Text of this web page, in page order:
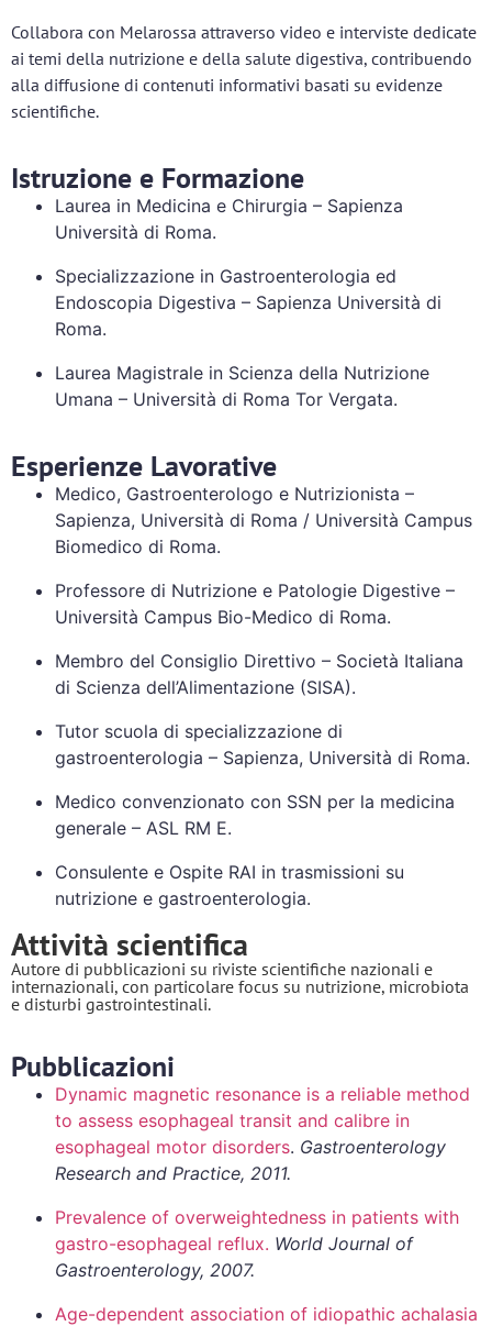
Collabora con Melarossa attraverso video e interviste dedicate
ai temi della nutrizione e della salute digestiva, contribuendo
alla diffusione di contenuti informativi basati su evidenze
scientifiche.
Istruzione e Formazione
Laurea in Medicina e Chirurgia – Sapienza
Università di Roma.
Specializzazione in Gastroenterologia ed
Endoscopia Digestiva – Sapienza Università di
Roma.
Laurea Magistrale in Scienza della Nutrizione
Umana – Università di Roma Tor Vergata.
Esperienze Lavorative
Medico, Gastroenterologo e Nutrizionista –
Sapienza, Università di Roma / Università Campus
Biomedico di Roma.
Professore di Nutrizione e Patologie Digestive –
Università Campus Bio-Medico di Roma.
Membro del Consiglio Direttivo – Società Italiana
di Scienza dell’Alimentazione (SISA).
Tutor scuola di specializzazione di
gastroenterologia – Sapienza, Università di Roma.
Medico convenzionato con SSN per la medicina
generale – ASL RM E.
Consulente e Ospite RAI in trasmissioni su
nutrizione e gastroenterologia.
Attività scientifica
Autore di pubblicazioni su riviste scientifiche nazionali e
internazionali, con particolare focus su nutrizione, microbiota
e disturbi gastrointestinali.
Pubblicazioni
Dynamic magnetic resonance is a reliable method
to assess esophageal transit and calibre in
esophageal motor disorders. Gastroenterology
Research and Practice, 2011.
Prevalence of overweightedness in patients with
gastro-esophageal reflux. World Journal of
Gastroenterology, 2007.
Age-dependent association of idiopathic achalasia